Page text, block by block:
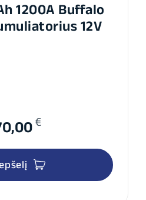
1200A Buffalo
12V
€